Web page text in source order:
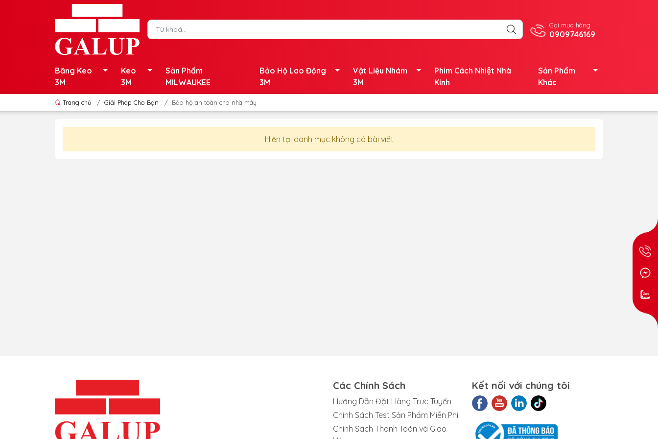
Gọi mua hàng
0909746169
Băng Keo
3M
Keo
3M
Sản Phẩm
MILWAUKEE
Bảo Hộ Lao Động
3M
Vật Liệu Nhám
3M
Phim Cách Nhiệt Nhà
Kính
Sản Phẩm
Khác
Trang chủ / Giải Pháp Cho Bạn / Bảo hộ an toàn cho nhà máy
Hiện tại danh mục không có bài viết
Các Chính Sách
Hướng Dẫn Đặt Hàng Trực Tuyến
Chính Sách Test Sản Phẩm Miễn Phí
Chính Sách Thanh Toán và Giao
Kết nối với chúng tôi